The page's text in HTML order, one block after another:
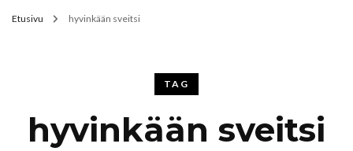
Etusivu hyvinkään sveitsi
TAG
hyvinkään sveitsi